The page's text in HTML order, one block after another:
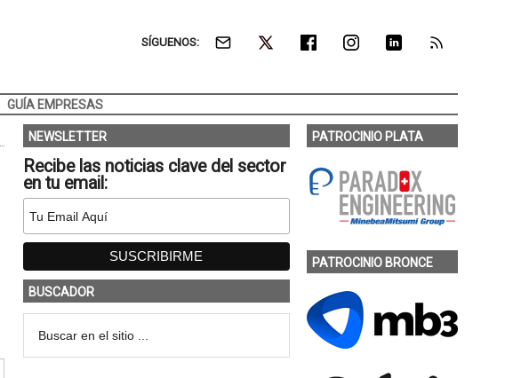
SÍGUENOS:
GUÍA EMPRESAS
NEWSLETTER
Recibe las noticias clave del sector
en tu email:
BUSCADOR
PATROCINIO PLATA
PATROCINIO BRONCE